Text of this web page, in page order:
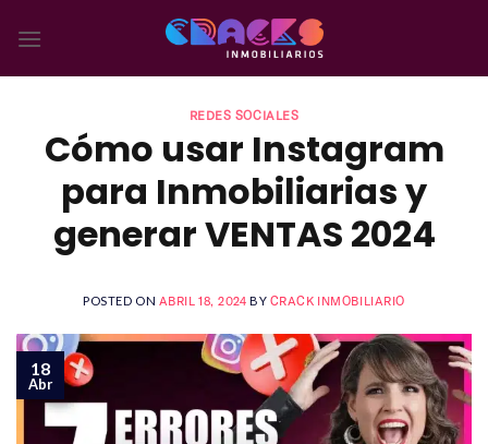
REDES SOCIALES
Cómo usar Instagram
para Inmobiliarias y
generar VENTAS 2024
POSTED ON ABRIL 18, 2024 BY CRACK INMOBILIARIO
18
Abr